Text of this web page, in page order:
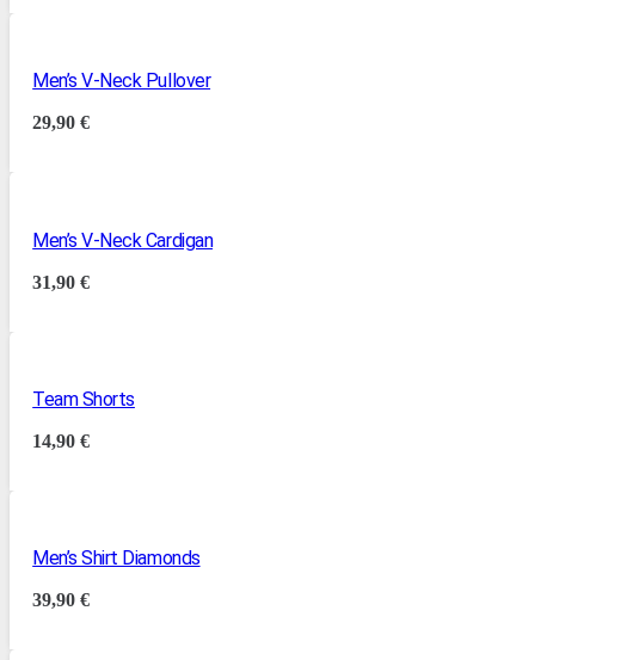
Men’s V-Neck Pullover
29,90€
Men’s V-Neck Cardigan
31,90€
Team Shorts
14,90€
Men’s Shirt Diamonds
39,90€